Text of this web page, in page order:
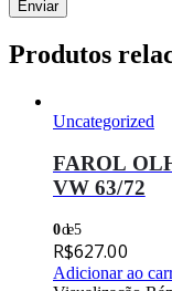
Produtos
Uncategorized
FAROL
VW 63/72
0de 5
R$627.00
Adicionar ao